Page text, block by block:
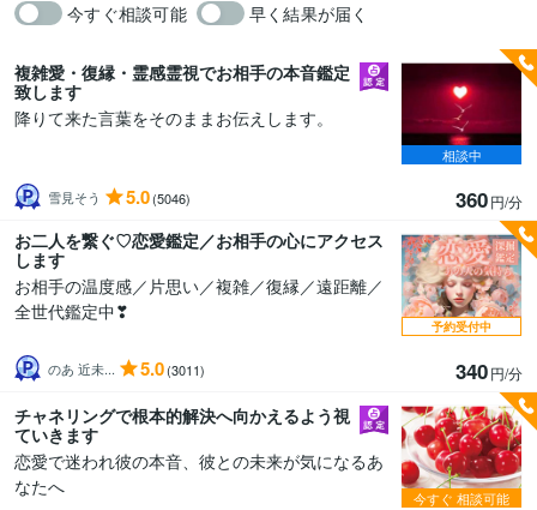
今すぐ相談可能 早く結果が届く
複雑愛・復縁・霊感霊視でお相手の本音鑑定
致します
降りて来た言葉をそのままお伝えします。
雪見そう 5.0(5046) 360円/分
相談中
お二人を繋ぐ♡恋愛鑑定／お相手の心にアクセス
します
お相手の温度感／片思い／複雑／復縁／遠距離／
全世代鑑定中❣
のあ 近未... 5.0(3011) 340円/分
予約受付中
チャネリングで根本的解決へ向かえるよう視
ていきます
恋愛で迷われ彼の本音、彼との未来が気になるあ
なたへ
今すぐ 相談可能